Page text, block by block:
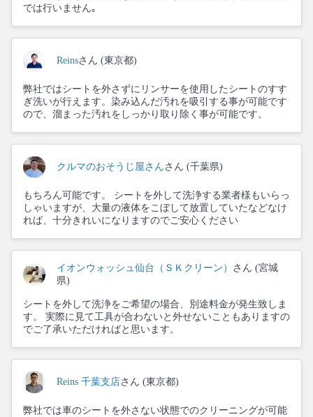
では行いません｡
Reinsさん (東京都)
弊社ではシートを外さずにリンサーを使用したシートのすす
ぎ洗いが行えます。染み込んだ汚れを吸引する事が可能です
ので、溜まった汚れをしっかり取り除く事が可能です。
クルマのおそうじ屋さん さん (千葉県)
もちろん可能です。 シートを外して洗浄する業者様もいらっ
しゃいますが、大量の液体をこぼして放置していたなどなけ
れば、十分きれいになりますのでご安心ください
イオンウォッシュ仙台（ＳＫクリーン）
さん (宮城
県)
シートを外して洗浄をご希望の場合、別途料金が発生致しま
す。 実際に見て工具が合わないと外せないこともありますの
でご了承いただければと思います。
Reins 千葉支店さん (東京都)
弊社では車のシートを外さない状態でのクリーニングが可能